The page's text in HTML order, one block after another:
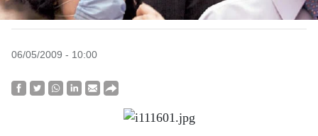
06/05/2009 - 10:00